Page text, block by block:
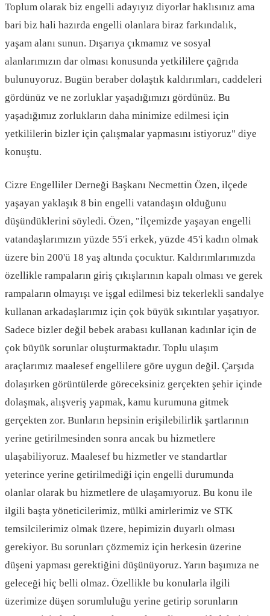
Toplum olarak biz engelli adayıyız diyorlar haklısınız ama
bari biz hali hazırda engelli olanlara biraz farkındalık,
yaşam alanı sunun. Dışarıya çıkmamız ve sosyal
alanlarımızın dar olması konusunda yetkililere çağrıda
bulunuyoruz. Bugün beraber dolaştık kaldırımları, caddeleri
gördünüz ve ne zorluklar yaşadığımızı gördünüz. Bu
yaşadığımız zorlukların daha minimize edilmesi için
yetkililerin bizler için çalışmalar yapmasını istiyoruz" diye
konuştu.
Cizre Engelliler Derneği Başkanı Necmettin Özen, ilçede
yaşayan yaklaşık 8 bin engelli vatandaşın olduğunu
düşündüklerini söyledi. Özen, "İlçemizde yaşayan engelli
vatandaşlarımızın yüzde 55'i erkek, yüzde 45'i kadın olmak
üzere bin 200'ü 18 yaş altında çocuktur. Kaldırımlarımızda
özellikle rampaların giriş çıkışlarının kapalı olması ve gerek
rampaların olmayışı ve işgal edilmesi biz tekerlekli sandalye
kullanan arkadaşlarımız için çok büyük sıkıntılar yaşatıyor.
Sadece bizler değil bebek arabası kullanan kadınlar için de
çok büyük sorunlar oluşturmaktadır. Toplu ulaşım
araçlarımız maalesef engellilere göre uygun değil. Çarşıda
dolaşırken görüntülerde göreceksiniz gerçekten şehir içinde
dolaşmak, alışveriş yapmak, kamu kurumuna gitmek
gerçekten zor. Bunların hepsinin erişilebilirlik şartlarının
yerine getirilmesinden sonra ancak bu hizmetlere
ulaşabiliyoruz. Maalesef bu hizmetler ve standartlar
yeterince yerine getirilmediği için engelli durumunda
olanlar olarak bu hizmetlere de ulaşamıyoruz. Bu konu ile
ilgili başta yöneticilerimiz, mülki amirlerimiz ve STK
temsilcilerimiz olmak üzere, hepimizin duyarlı olması
gerekiyor. Bu sorunları çözmemiz için herkesin üzerine
düşeni yapması gerektiğini düşünüyoruz. Yarın başımıza ne
geleceği hiç belli olmaz. Özellikle bu konularla ilgili
üzerimize düşen sorumluluğu yerine getirip sorunların